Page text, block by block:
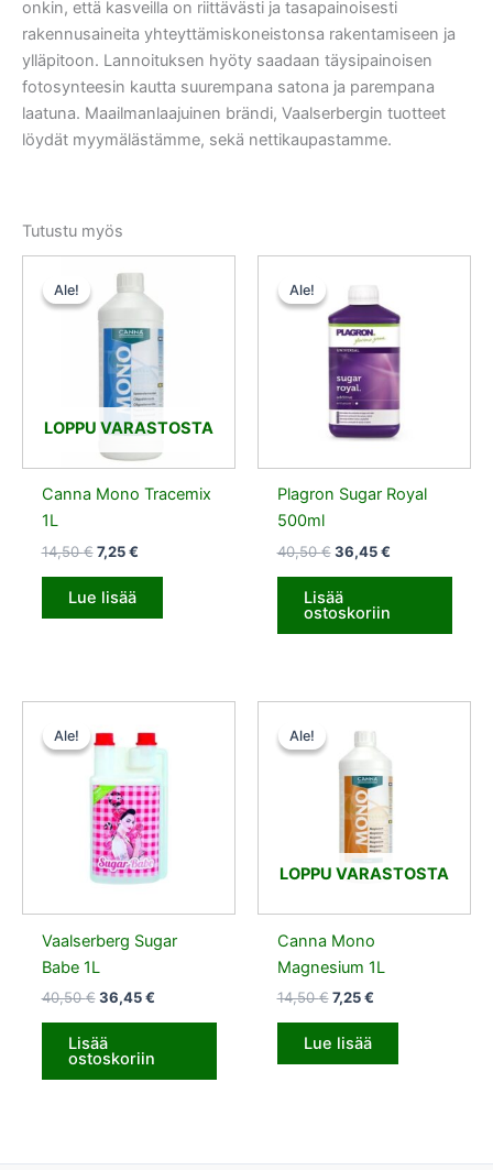
onkin, että kasveilla on riittävästi ja tasapainoisesti
rakennusaineita yhteyttämiskoneistonsa rakentamiseen ja
ylläpitoon. Lannoituksen hyöty saadaan täysipainoisen
fotosynteesin kautta suurempana satona ja parempana
laatuna. Maailmanlaajuinen brändi, Vaalserbergin tuotteet
löydät myymälästämme, sekä nettikaupastamme.
Tutustu myös
Ale!
LOPPU VARASTOSTA
Ale!
Canna Mono Tracemix
1L
14,50€
hinta
oli:
14,50 €.
7,25€
on:
Lue lisää
Ale!
Ale!
Plagron Sugar Royal
500ml
40,50€
oli:
40,50 €.
36,45€
36,45 €.
Lisää
ostoskoriin
Ale!
Ale!
Vaalserberg Sugar
Babe 1L
40,50€
oli:
40,50 €.
36,45€
on:
Lisää
ostoskoriin
Ale!
LOPPU VARASTOSTA
Ale!
Canna Mono
Magnesium 1L
14,50€
hinta
14,50 €.
7,25€
7,25 €.
Lue lisää